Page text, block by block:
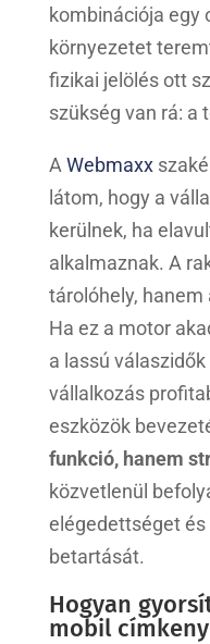
kombinációja egy
környezetet
fizikai jelölés ott
szükség van rá: a
A Webmaxx
látom, hogy a
kerülnek, ha
alkalmaznak. A
tárolóhely,
Ha ez a motor
a lassú
vállalkozás
eszközök
funkció, hanem
közvetlenül
elégedettséget
betartását.
Hogyan
mobil